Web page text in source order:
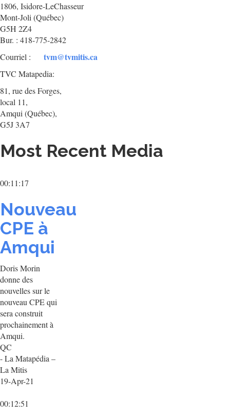
1806, Isidore-LeChasseur
Mont-Joli (Québec)
G5H 2Z4
Bur. : 418-775-2842
Courriel : tvm@tvmitis.ca
TVC Matapedia:
81, rue des Forges,
local 11,
Amqui (Québec),
G5J 3A7
Most Recent Media
00:11:17
Nouveau
CPE à
Amqui
Doris Morin
donne des
nouvelles sur le
nouveau CPE qui
sera construit
prochainement à
Amqui.
QC
- La Matapédia –
La Mitis
19-Apr-21
00:12:51